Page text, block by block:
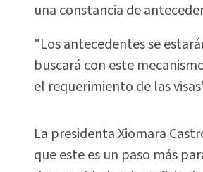
una constancia de
"Los antecedentes se
buscará con este
el requerimiento de las
La presidenta Xiomara
que este es un paso más